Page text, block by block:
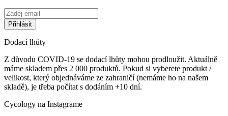
Dodací lhůty
Z důvodu COVID-19 se dodací lhůty mohou prodloužit. Aktuálně
máme skladem přes 2 000 produktů. Pokud si vyberete produkt /
velikost, který objednáváme ze zahraničí (nemáme ho na našem
skladě), je třeba počítat s dodáním +10 dní.
Cycology na Instagrame